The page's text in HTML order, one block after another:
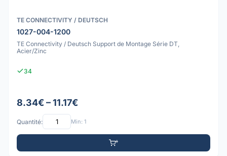
TE CONNECTIVITY / DEUTSCH
1027-004-1200
TE Connectivity / Deutsch Support de Montage Série DT,
Acier/Zinc
34
8.34€ – 11.17€
Quantité: Min: 1